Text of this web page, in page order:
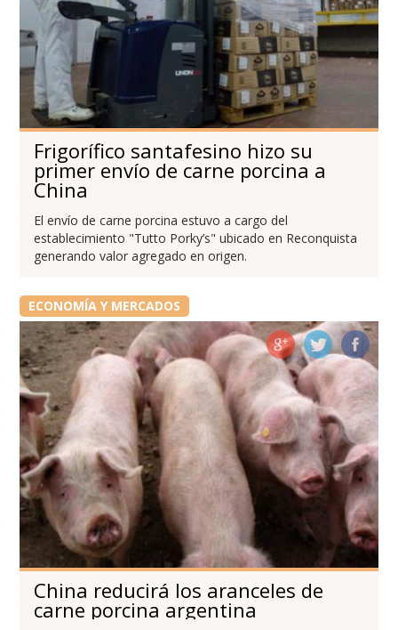
Frigorífico santafesino hizo su
primer envío de carne porcina a
China
El envío de carne porcina estuvo a cargo del
establecimiento "Tutto Porky’s" ubicado en Reconquista
generando valor agregado en origen.
ECONOMÍA Y MERCADOS
China reducirá los aranceles de
carne porcina argentina